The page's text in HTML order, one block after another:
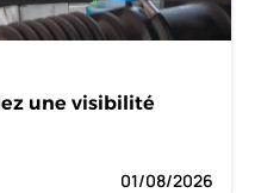
une visibilité
01/08/2026